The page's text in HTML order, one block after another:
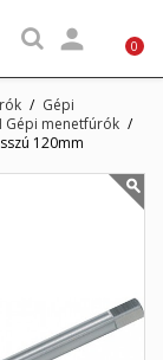
 0
Gépi
Gépi menetfúrók
120mm